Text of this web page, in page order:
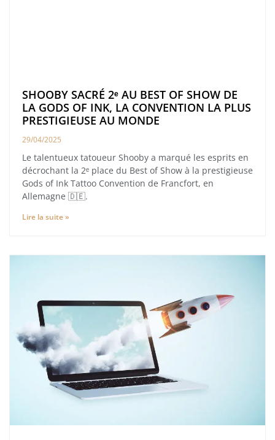
SHOOBY SACRÉ 2ᵉ AU BEST OF SHOW DE
LA GODS OF INK, LA CONVENTION LA PLUS
PRESTIGIEUSE AU MONDE
29/04/2025
Le talentueux tatoueur Shooby a marqué les esprits en
décrochant la 2ᵉ place du Best of Show à la prestigieuse
Gods of Ink Tattoo Convention de Francfort, en
Allemagne 🇩🇪.
Lire la suite »